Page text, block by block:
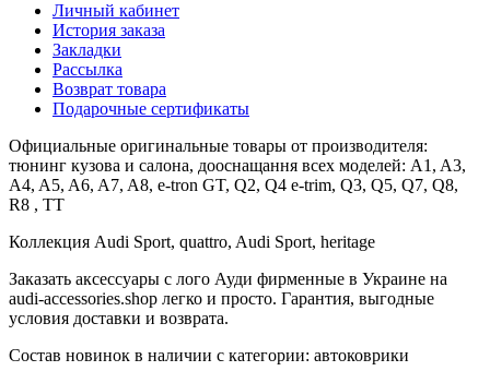
Личный кабинет
История заказа
Закладки
Рассылка
Возврат товара
Подарочные сертификаты
Официальные оригинальные товары от производителя:
тюнинг кузова и салона, дооснащання всех моделей: A1, A3,
A4, A5, A6, A7, A8, e-tron GT, Q2, Q4 e-trim, Q3, Q5, Q7, Q8,
R8 , TT
Коллекция Audi Sport, quattro, Audi Sport, heritage
Заказать аксессуары с лого Ауди фирменные в Украине на
audi-accessories.shop легко и просто. Гарантия, выгодные
условия доставки и возврата.
Состав новинок в наличии с категории: автоковрики